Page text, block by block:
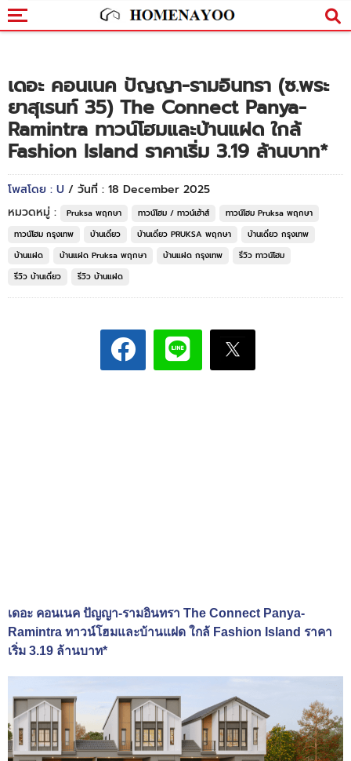
เดอะ คอนเนค ปัญญา-รามอินทรา (ซ.พระ
ยาสุเรนท์ 35) The Connect Panya-
Ramintra ทาวน์โฮมและบ้านแฝด ใกล้
Fashion Island ราคาเริ่ม 3.19 ล้านบาท*
โพสโดย : U / วันที่ : 18 December 2025
หมวดหมู่ :
Pruksa พฤกษา ทาวน์โฮม / ทาวน์เฮ้าส์
ทาวน์โฮม Pruksa พฤกษา
ทาวน์โฮม กรุงเทพ
บ้านเดี่ยว บ้านเดี่ยว PRUKSA พฤกษา
บ้านเดี่ยว กรุงเทพ
บ้านแฝด
บ้านแฝด Pruksa พฤกษา บ้านแฝด กรุงเทพ
รีวิว ทาวน์โฮม
รีวิว บ้านเดี่ยว
รีวิว บ้านแฝด
เดอะ คอนเนค ปัญญา-รามอินทรา The Connect Panya-
Ramintra ทาวน์โฮมและบ้านแฝด ใกล้ Fashion Island ราคา
เริ่ม 3.19 ล้านบาท*